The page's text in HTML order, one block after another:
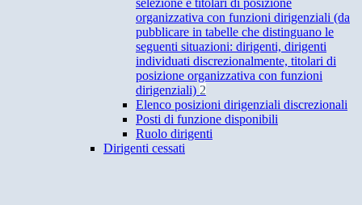
selezione e titolari di posizione
organizzativa con funzioni dirigenziali (da
pubblicare in tabelle che distinguano le
seguenti situazioni: dirigenti, dirigenti
individuati discrezionalmente, titolari di
posizione organizzativa con funzioni
dirigenziali) 2
Elenco posizioni dirigenziali discrezionali
Posti di funzione disponibili
Ruolo dirigenti
Dirigenti cessati